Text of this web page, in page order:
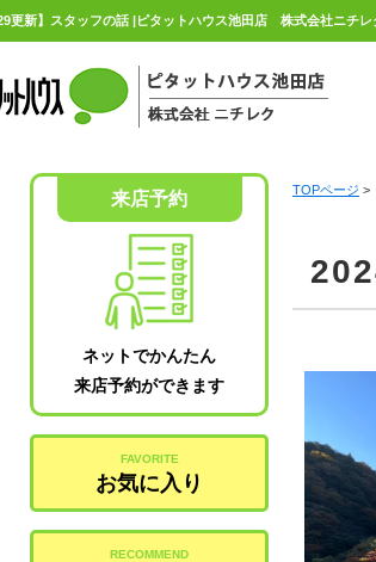
更新】スタッフの話 |ピタットハウス池田店 株式会社ニチレ
TOPページ >
来店予約
ネットでかんたん
来店予約ができます
FAVORITE
お気に入り
RECOMMEND